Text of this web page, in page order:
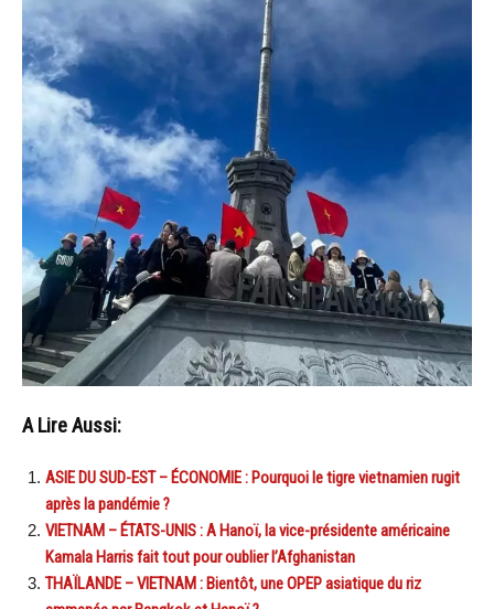
A Lire Aussi:
ASIE DU SUD-EST – ÉCONOMIE : Pourquoi le tigre vietnamien rugit
après la pandémie ?
VIETNAM – ÉTATS-UNIS : A Hanoï, la vice-présidente américaine
Kamala Harris fait tout pour oublier l’Afghanistan
THAÏLANDE – VIETNAM : Bientôt, une OPEP asiatique du riz